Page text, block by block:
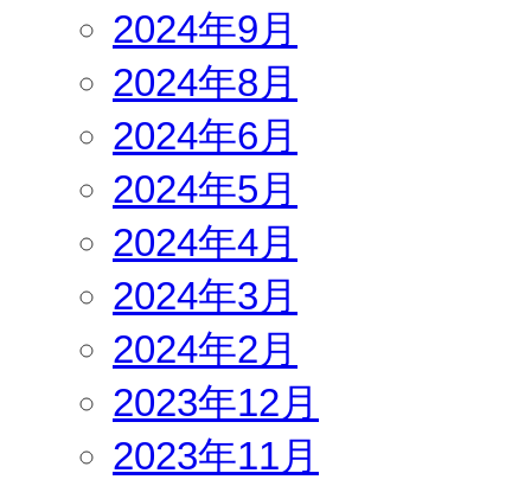
2024年9月
2024年8月
2024年6月
2024年5月
2024年4月
2024年3月
2024年2月
2023年12月
2023年11月